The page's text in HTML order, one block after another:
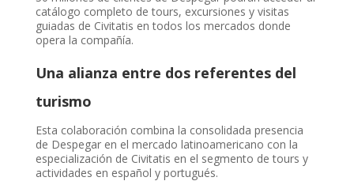
catálogo completo de tours, excursiones y visitas
guiadas de Civitatis en todos los mercados donde
opera la compañía.
Una alianza entre dos referentes del
turismo
Esta colaboración combina la consolidada presencia
de Despegar en el mercado latinoamericano con la
especialización de Civitatis en el segmento de tours y
actividades en español y portugués.